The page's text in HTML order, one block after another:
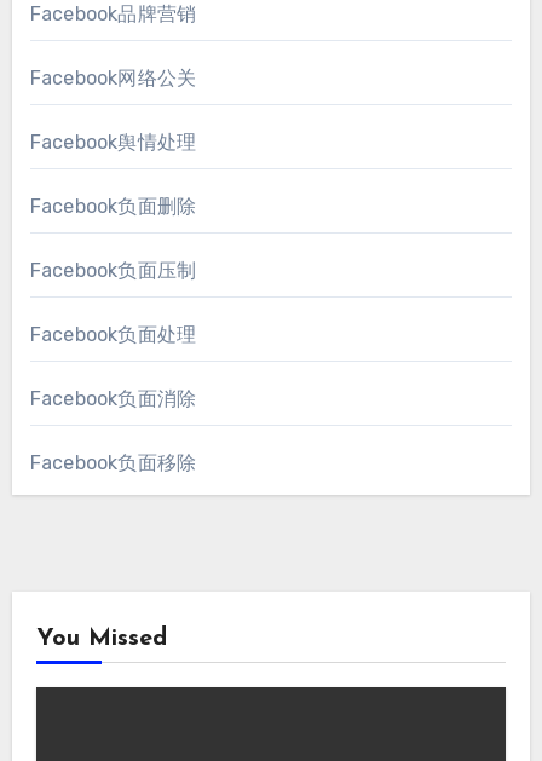
Facebook品牌营销
Facebook网络公关
Facebook舆情处理
Facebook负面删除
Facebook负面压制
Facebook负面处理
Facebook负面消除
Facebook负面移除
You Missed